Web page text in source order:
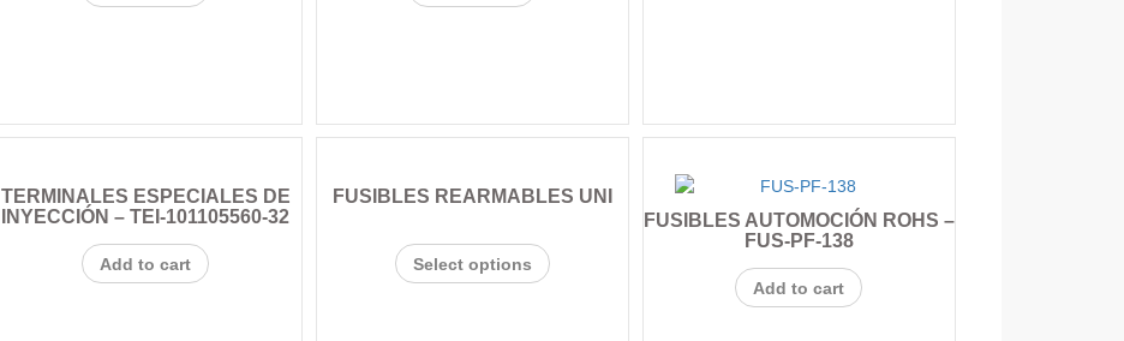
TERMINALES ESPECIALES DE
INYECCIÓN – TEI-101105560-32
Add to cart
FUSIBLES REARMABLES UNI
Select options
FUSIBLES AUTOMOCIÓN ROHS –
FUS-PF-138
Add to cart